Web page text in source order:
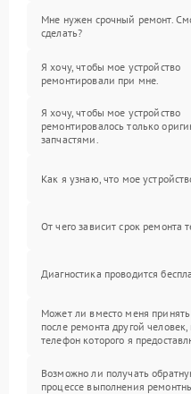
Мне нужен срочный ремонт.
сделать?
Я хочу, чтобы мое устройство
ремонтировали при мне.
Я хочу, чтобы мое устройство
ремонтировалось только
запчастями.
Как я узнаю, что мое
От чего зависит срок ремонта
Диагностика проводится
Может ли вместо меня принять
после ремонта другой
телефон которого я
Возможно ли получать
процессе выполнения